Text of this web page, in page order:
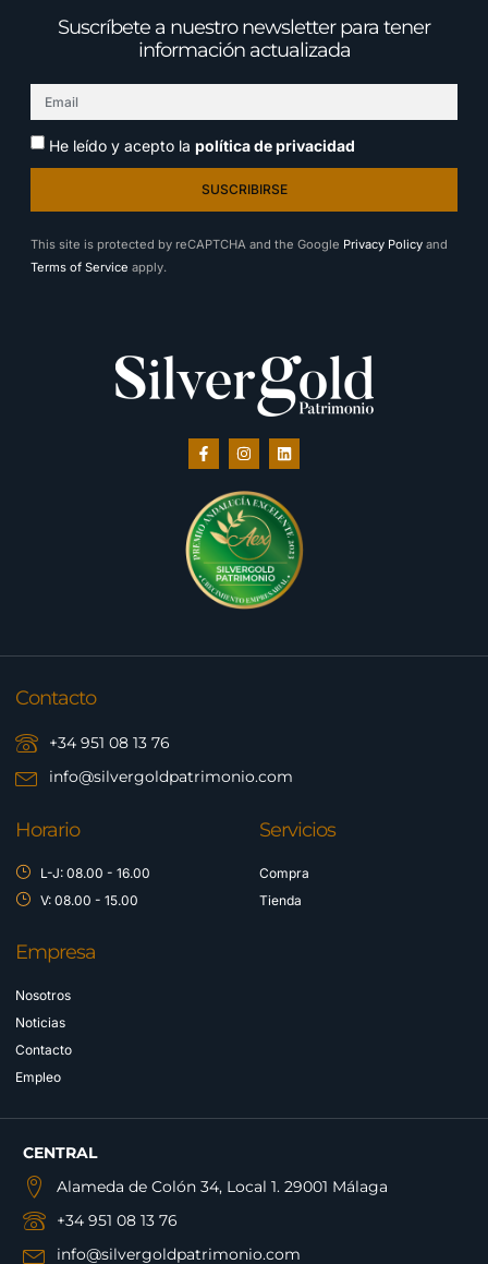
Suscríbete a nuestro newsletter para tener
información actualizada
He leído y acepto la política de privacidad
SUSCRIBIRSE
This site is protected by reCAPTCHA and the Google Privacy Policy and
Terms of Service apply.
Contacto
+34 951 08 13 76
info@silvergoldpatrimonio.com
Horario
L-J: 08.00 - 16.00
V: 08.00 - 15.00
Servicios
Compra
Tienda
Empresa
Nosotros
Noticias
Contacto
Empleo
CENTRAL
Alameda de Colón 34, Local 1. 29001 Málaga
+34 951 08 13 76
info@silvergoldpatrimonio.com